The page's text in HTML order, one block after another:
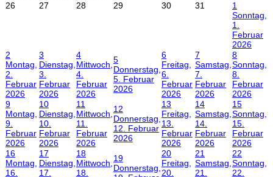
26
27 28 29 30 31
1
Sonntag,
1.
Februar
2026
2
Montag,
2.
Februar
2026
3
Dienstag,
3.
Februar
2026
4
Mittwoch,
4.
Februar
2026
5
Donnerstag,
5. Februar
2026
6
Freitag,
6.
Februar
2026
7
Samstag,
7.
Februar
2026
8
Sonntag,
8.
Februar
2026
9
Montag,
9.
Februar
2026
10
Dienstag,
10.
Februar
2026
11
Mittwoch,
11.
Februar
2026
12
Donnerstag,
12. Februar
2026
13
Freitag,
13.
Februar
2026
14
Samstag,
14.
Februar
2026
15
Sonntag,
15.
Februar
2026
16
Montag,
16.
17
Dienstag,
17.
18
Mittwoch,
18.
19
Donnerstag,
20
Freitag,
20.
21
Samstag,
21.
22
Sonntag,
22.